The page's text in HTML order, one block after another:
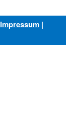
Impressum|